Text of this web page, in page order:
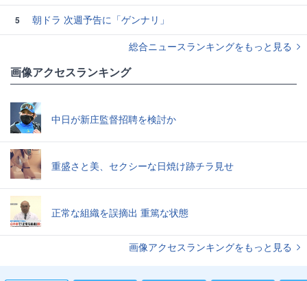
5
朝ドラ 次週予告に「ゲンナリ」
総合ニュースランキングをもっと見る
画像アクセスランキング
中日が新庄監督招聘を検討か
重盛さと美、セクシーな日焼け跡チラ見せ
正常な組織を誤摘出 重篤な状態
画像アクセスランキングをもっと見る